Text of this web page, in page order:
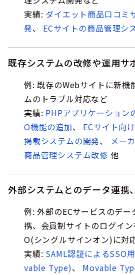
実績: ダイエット商品口コミ
発、 ECサイトの商品管理シ
既存システムの改修や運用サ
例: 既存のWebサイトに新機
ムのトラブル対応など
実績: PHPアプリケーション
O機能の追加、 ECサイト向
掲載システムの開発、 メー
商品管理システム改修 他
外部システムとのデータ連携
例: 外部のECサービスのデ
携、会員制サイトのログイ
O(シングルサインオン)に対
実績: SAML認証によるSSO
vable Type)、 Movable